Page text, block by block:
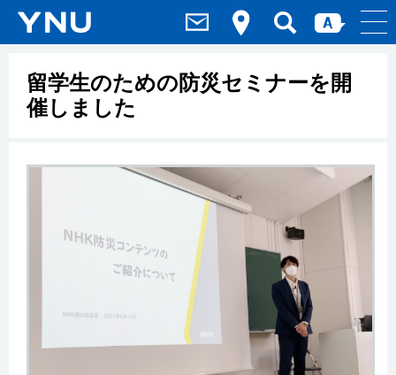
留学生のための防災セミナーを開
催しました